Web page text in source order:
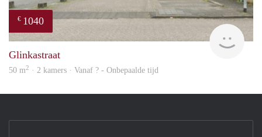
€ 1040
Glinkastraat
50 m2 · 2 kamers · Vanaf ? - Onbepaalde tijd